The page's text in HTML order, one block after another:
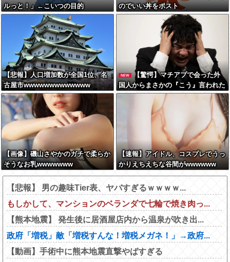
ルっと！」←こいつの目的
のでいい丼をポスト
【悲報】人口増加数が全国1位、名
古屋市wwwwwwwwwwwww
NEW
【驚愕】マチアプで会った外
国人からまさかの『こう』言われた
んやがこれワイ詰み
か？？？？？？？
【画像】磯山さやかのガチで柔らか
そうなお乳wwwwwww
【速報】アイドル、コスプレでうっ
かりえちえちな谷間がwwwwww
【悲報】 男の趣味Tier表、ヤバすぎるｗｗｗｗ...
もしかして、マンションのベランダで七輪で焼き肉っ...
【熊本地震】 発生後に居酒屋店内から温泉が吹き出...
政府「増税」敵「増税すんな！増税メガネ！」→政府...
【動画】手術中に熊本地震直撃やばすぎる